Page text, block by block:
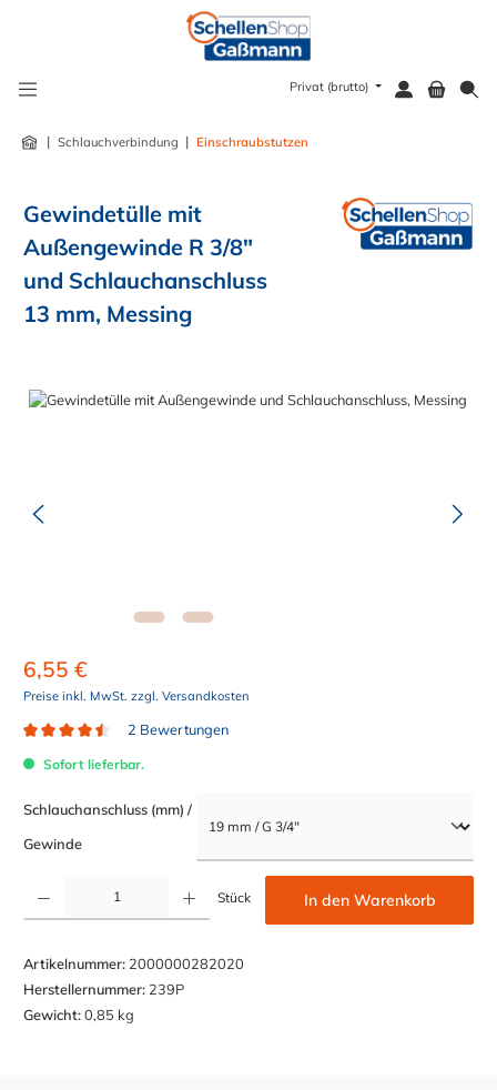
Privat (brutto)
| Schlauchverbindung | Einschraubstutzen
Gewindetülle mit
Außengewinde R 3/8"
und Schlauchanschluss
13 mm, Messing
Bildergalerie überspringen
6,55 €
Preise inkl. MwSt. zzgl. Versandkosten
2 Bewertungen
Sofort lieferbar.
Schlauchanschluss (mm) /
Gewindeauswählen
Produkt Anzahl: Gib den gewünschten Wert ein oder benutze die Schaltflächen um die Anzahl
Stück In den Warenkorb
Artikelnummer: 2000000282020
Herstellernummer: 239P
Gewicht:0,85 kg